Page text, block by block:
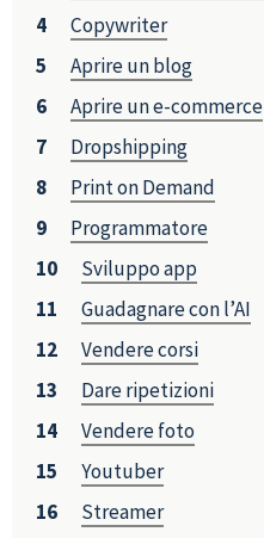
Copywriter
Aprire un blog
Aprire un e-commerce
Dropshipping
Print on Demand
Programmatore
Sviluppo app
Guadagnare con l’AI
Vendere corsi
Dare ripetizioni
Vendere foto
Youtuber
Streamer